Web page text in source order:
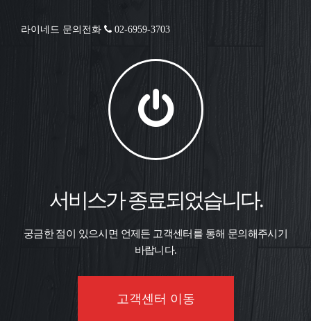
라이네드 문의전화 02-6959-3703
서비스가 종료되었습니다.
궁금한 점이 있으시면 언제든 고객센터를 통해 문의해주시기
바랍니다.
고객센터 이동